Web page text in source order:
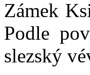
Zámek
Podle
slezský